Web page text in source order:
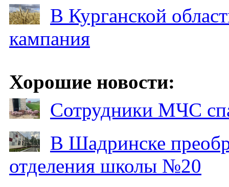
В Курганской
кампания
Хорошие новости:
Сотрудники МЧС
В Шадринске
отделения школы №20